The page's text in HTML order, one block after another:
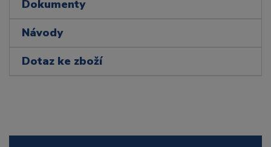
Dokumenty
Návody
Dotaz ke zboží